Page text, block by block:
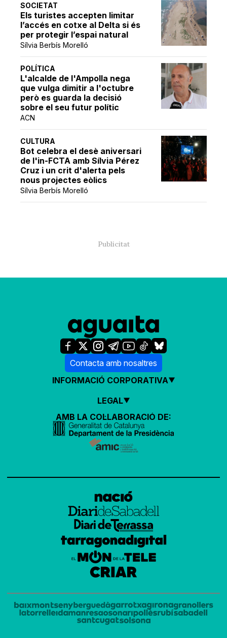
SOCIETAT
Els turistes accepten limitar
l’accés en cotxe al Delta si és
per protegir l’espai natural
Sílvia Berbís Morelló
POLÍTICA
L'alcalde de l'Ampolla nega
que vulga dimitir a l'octubre
però es guarda la decisió
sobre el seu futur polític
ACN
CULTURA
Bot celebra el desè aniversari
de l'in-FCTA amb Sílvia Pérez
Cruz i un crit d'alerta pels
nous projectes eòlics
Sílvia Berbís Morelló
Contacta amb nosaltres
INFORMACIÓ CORPORATIVA
LEGAL
AMB LA COL·LABORACIÓ DE: